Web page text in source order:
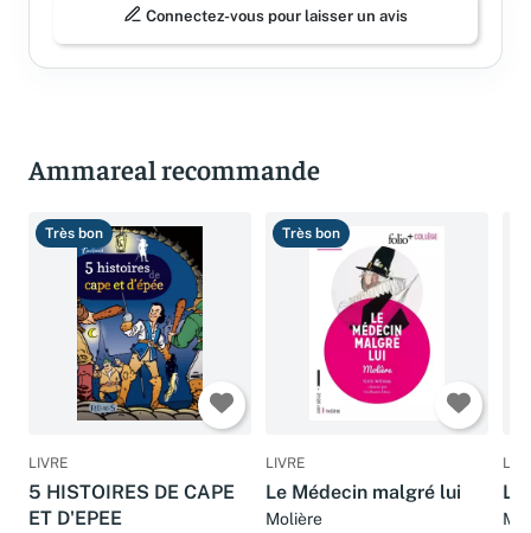
Connectez-vous pour laisser un avis
Ammareal recommande
Très bon
LIVRE
5 HISTOIRES DE CAPE
ET D'EPEE
Très bon
LIVRE
Le Médecin malgré lui
Molière
Le